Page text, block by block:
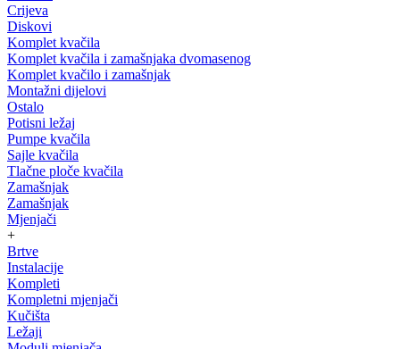
Crijeva
Diskovi
Komplet kvačila
Komplet kvačila i zamašnjaka dvomasenog
Komplet kvačilo i zamašnjak
Montažni dijelovi
Ostalo
Potisni ležaj
Pumpe kvačila
Sajle kvačila
Tlačne ploče kvačila
Zamašnjak
Zamašnjak
Mjenjači
+
Brtve
Instalacije
Kompleti
Kompletni mjenjači
Kučišta
Ležaji